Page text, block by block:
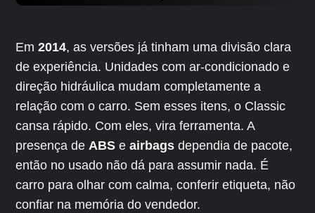
Em2014, as versões já tinham uma divisão clara
de experiência. Unidades com ar-condicionado e
direção hidráulica mudam completamente a
relação com o carro. Sem esses itens, o Classic
cansa rápido. Com eles, vira ferramenta. A
presença deABS eairbags dependia de pacote,
então no usado não dá para assumir nada. É
carro para olhar com calma, conferir etiqueta, não
confiar na memória do vendedor.